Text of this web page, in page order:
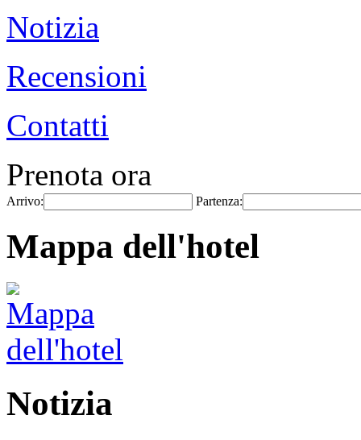
Notizia
Recensioni
Contatti
Prenota ora
Arrivo: Partenza:
Mappa dell'hotel
Notizia